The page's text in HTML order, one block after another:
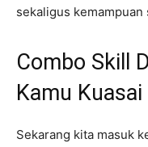
sekaligus
Combo Skill
Kamu Kuasai
Sekarang kita masuk